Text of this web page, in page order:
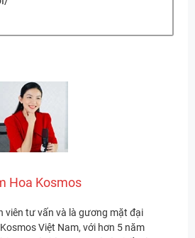
Hoa Kosmos
viên tư vấn và là gương mặt đại
Việt Nam, với hơn 5 năm